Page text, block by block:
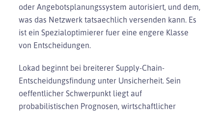
oder Angebotsplanungssystem autorisiert, und dem,
was das Netzwerk tatsaechlich versenden kann. Es
ist ein Spezialoptimierer fuer eine engere Klasse
von Entscheidungen.
Lokad beginnt bei breiterer Supply-Chain-
Entscheidungsfindung unter Unsicherheit. Sein
oeffentlicher Schwerpunkt liegt auf
probabilistischen Prognosen, wirtschaftlicher